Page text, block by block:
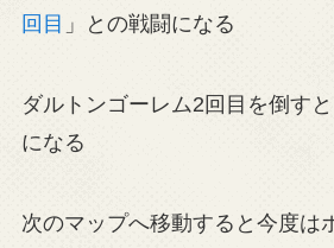
回目 」との戦闘になる
ダルトンゴーレム2回目を倒す
になる
次のマップへ移動すると今度は